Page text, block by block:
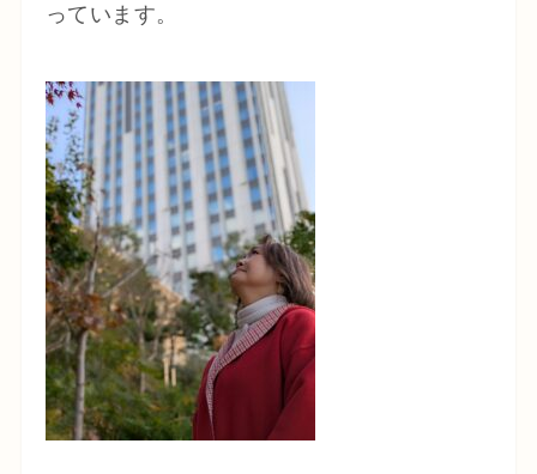
っています。